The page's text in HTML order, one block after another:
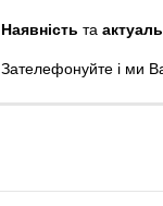
Наявність та
Зателефонуйте і ми